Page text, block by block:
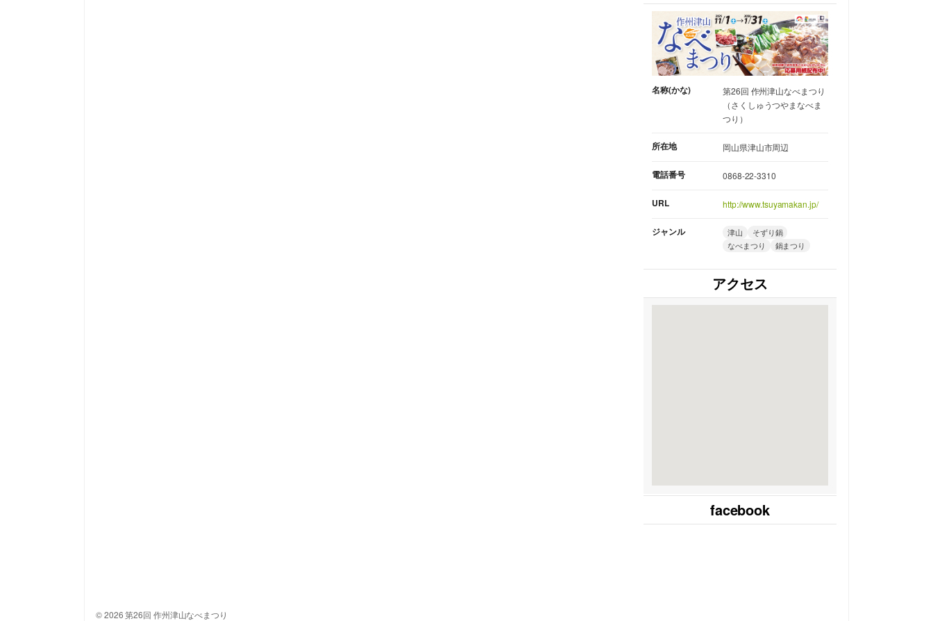
名称(かな)
第26回 作州津山なべまつり
（さくしゅうつやまなべま
つり）
所在地 岡山県津山市周辺
電話番号 0868-22-3310
URL http://www.tsuyamakan.jp/
ジャンル 津山
そずり鍋
なべまつり
鍋まつり
アクセス
facebook
© 2026 第26回 作州津山なべまつり